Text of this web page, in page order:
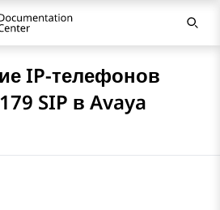
IP-телефонов
SIP в Avaya